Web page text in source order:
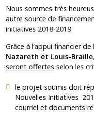
Nous sommes très
autre source de
initiatives 2018-2019.
Grâce à l’appui financier de
Nazareth et Louis-Braille,
seront offertes selon les
le projet soumis doit
Nouvelles Initiatives
courriel et documents